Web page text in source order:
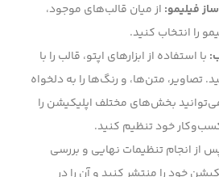
فیلیمو: از میان قالب‌های موجود،
را انتخاب کنید.
با استفاده از ابزارهای اپتو، قالب را با
تصاویر، متن‌ها، و رنگ‌ها را به دلخواه
بخش‌های مختلف اپلیکیشن را
خود تنظیم کنید.
از انجام تنظیمات نهایی و بررسی